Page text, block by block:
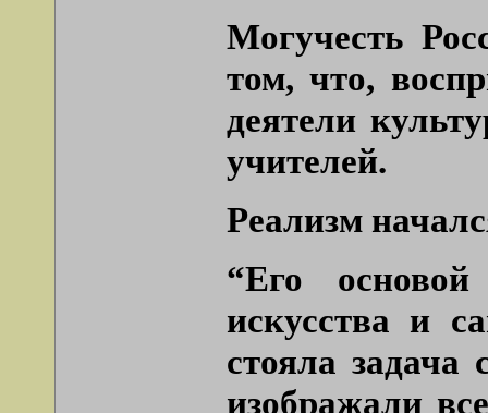
Могучесть
том, что,
деятели
учителей.
Реализм
“Его
искусства и
стояла задача
изображали